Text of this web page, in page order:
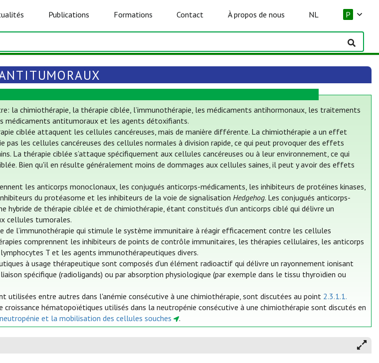
Publications Formations Contact À propos de nous NL P
la chimiothérapie, la thérapie ciblée, l’immunothérapie, les médicaments antihormonaux, les traitements
médicaments antitumoraux et les agents détoxifiants.
ciblée attaquent les cellules cancéreuses, mais de manière différente. La chimiothérapie a un effet
les cellules cancéreuses des cellules normales à division rapide, ce qui peut provoquer des effets
La thérapie ciblée s’attaque spécifiquement aux cellules cancéreuses ou à leur environnement, ce qui
Bien qu'il en résulte généralement moins de dommages aux cellules saines, il peut y avoir des effets
les anticorps monoclonaux, les conjugués anticorps-médicaments, les inhibiteurs de protéines kinases,
du protéasome et les inhibiteurs de la voie de signalisationHedgehog. Les conjugués anticorps-
hybride de thérapie ciblée et de chimiothérapie, étant constitués d’un anticorps ciblé qui délivre un
cellules tumorales.
de l’immunothérapie qui stimule le système immunitaire à réagir efficacement contre les cellules
comprennent les inhibiteurs de points de contrôle immunitaires, les thérapies cellulaires, les anticorps
T et les agents immunothérapeutiques divers.
à usage thérapeutique sont composés d’un élément radioactif qui délivre un rayonnement ionisant
spécifique (radioligands) ou par absorption physiologique (par exemple dans le tissu thyroïdien ou
utilisées entre autres dans l'anémie consécutive à une chimiothérapie, sont discutées au point 2.3.1.1.
croissance hématopoïétiques utilisés dans la neutropénie consécutive à une chimiothérapie sont discutés en
et la mobilisation des cellules souches
.